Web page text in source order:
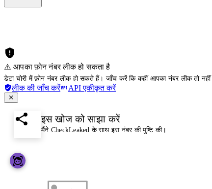
⚠️ आपका फ़ोन नंबर लीक हो सकता है
डेटा चोरी में फ़ोन नंबर लीक हो सकते हैं। जाँच करें कि कहीं आपका नंबर लीक तो
लीक की जाँच करें API एकीकृत करें
इस खोज को साझा करें
मैंने CheckLeaked के साथ इस नंबर की पुष्टि की।